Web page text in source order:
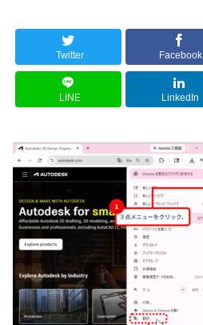
Twitter Facebook
LINE LinkedIn